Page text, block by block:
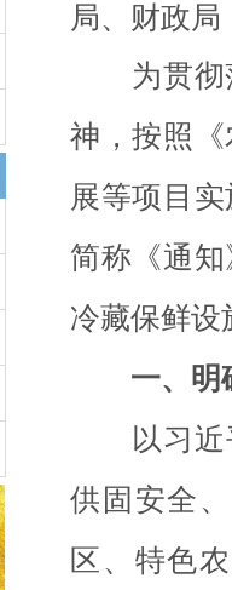
局、财政
为贯彻落
神，按照
展等项目
简称《通
冷藏保鲜设
一、明
以习近平
供固安全
区、特色